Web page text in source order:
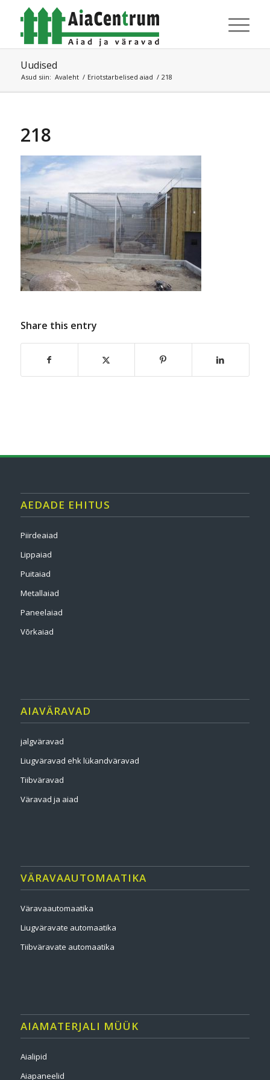
Uudised
Asud siin: Avaleht / Eriotstarbelised aiad / 218
218
Share this entry
AEDADE EHITUS
Piirdeaiad
Lippaiad
Puitaiad
Metallaiad
Paneelaiad
Võrkaiad
AIAVÄRAVAD
jalgväravad
Liugväravad ehk lükandväravad
Tiibväravad
Väravad ja aiad
VÄRAVAAUTOMAATIKA
Väravaautomaatika
Liugväravate automaatika
Tiibväravate automaatika
AIAMATERJALI MÜÜK
Aialipid
Aiapaneelid